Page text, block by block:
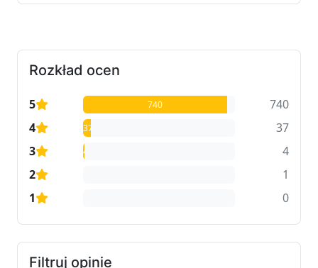
Rozkład ocen
5 740
740
4
37
37
3
4
4
2
1
1
0
Filtruj opinie